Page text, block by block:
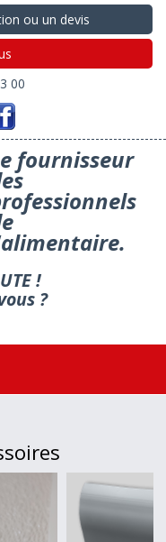
ou un devis
00
fournisseur
!
?